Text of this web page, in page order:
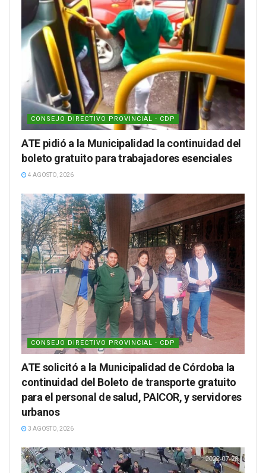
CONSEJO DIRECTIVO PROVINCIAL - CDP
ATE pidió a la Municipalidad la continuidad del
boleto gratuito para trabajadores esenciales
4 AGOSTO, 2026
CONSEJO DIRECTIVO PROVINCIAL - CDP
ATE solicitó a la Municipalidad de Córdoba la
continuidad del Boleto de transporte gratuito
para el personal de salud, PAICOR, y servidores
urbanos
3 AGOSTO, 2026